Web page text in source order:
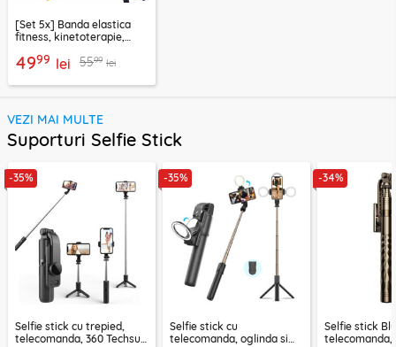
[Set 5x] Banda elastica
fitness, kinetoterapie,
4999 lei 5599 lei
VEZI MAI MULTE
Suporturi Selfie Stick
-35%
Selfie stick cu trepied,
telecomanda, 360 Techsuit
-35%
Selfie stick cu
telecomanda, oglinda si
-34%
Selfie stick
telecomanda,